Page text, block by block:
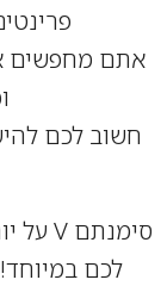
פרינטים
מחפשים את
לכם להישאר
במיוחד!